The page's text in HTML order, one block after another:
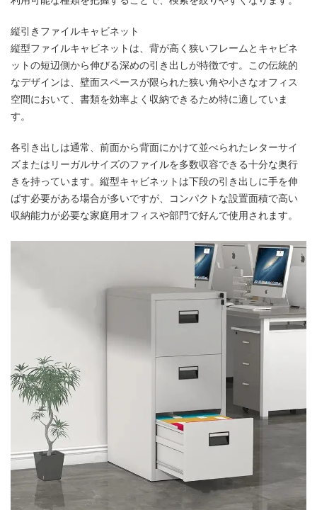
縦引きファイルキャビネット
縦型ファイルキャビネットは、背が高く狭いフレームとキャビネ
ットの短辺側から伸びる深めの引き出しが特徴です。この伝統的
なデザインは、壁面スペースが限られた狭い角や小さなオフィス
空間において、書類を効率よく収納できるため特に適していま
す。
各引き出しは通常、前面から背面にかけて並べられたレターサイ
ズまたはリーガルサイズのファイルを多数収容できる十分な奥行
きを持っています。縦型キャビネットは下段の引き出しに手を伸
ばす必要がある場合が多いですが、コンパクトな設置面積で高い
収納能力が必要な家庭用オフィスや部門で好んで使用されます。